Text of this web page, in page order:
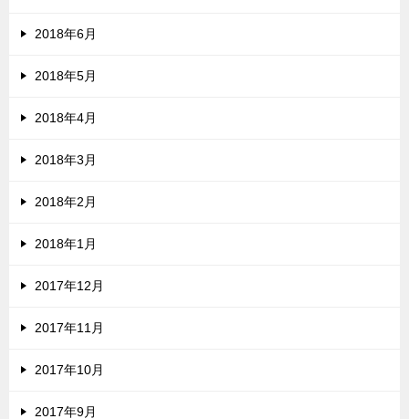
2018年6月
2018年5月
2018年4月
2018年3月
2018年2月
2018年1月
2017年12月
2017年11月
2017年10月
2017年9月